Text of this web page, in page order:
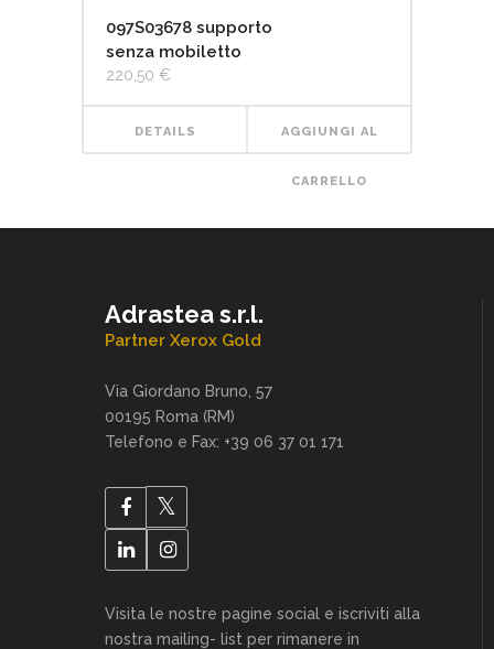
097S03678 supporto
senza mobiletto
220,50 €
DETAILS AGGIUNGI AL
CARRELLO
Adrastea s.r.l.
Partner Xerox Gold
Via Giordano Bruno, 57
00195 Roma (RM)
Telefono e Fax: +39 06 37 01 171
Visita le nostre pagine social e iscriviti alla
nostra mailing- list per rimanere in